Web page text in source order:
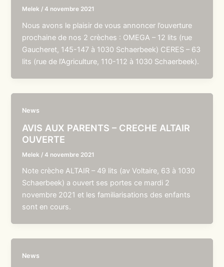
Melek /4 novembre 2021
Nous avons le plaisir de vous annoncer l’ouverture
prochaine de nos 2 crèches : OMEGA – 12 lits (rue
Gaucheret, 145-147 à 1030 Schaerbeek) CERES – 63
lits (rue de l’Agriculture, 110-112 à 1030 Schaerbeek).
News
AVIS AUX PARENTS – CRECHE ALTAIR
OUVERTE
Melek /4 novembre 2021
Note crèche ALTAIR – 49 lits (av Voltaire, 63 à 1030
Schaerbeek) a ouvert ses portes ce mardi 2
novembre 2021 et les familiarisations des enfants
sont en cours.
News